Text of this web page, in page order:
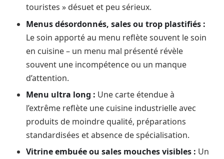
touristes » désuet et peu sérieux.
Menus désordonnés, sales ou trop plastifiés :
Le soin apporté au menu reflète souvent le soin
en cuisine – un menu mal présenté révèle
souvent une incompétence ou un manque
d’attention.
Menu ultra long : Une carte étendue à
l’extrême reflète une cuisine industrielle avec
produits de moindre qualité, préparations
standardisées et absence de spécialisation.
Vitrine embuée ou sales mouches visibles : Un